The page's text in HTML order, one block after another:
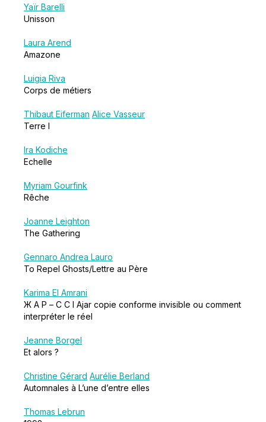
Yaïr Barelli
Unisson
Laura Arend
Amazone
Luigia Riva
Corps de métiers
Thibaut Eiferman Alice Vasseur
Terre I
Ira Kodiche
Echelle
Myriam Gourfink
Rêche
Joanne Leighton
The Gathering
Gennaro Andrea Lauro
To Repel Ghosts/Lettre au Père
Karima El Amrani
Ж А Р – C C I Ajar copie conforme invisible ou comment
interpréter le réel
Jeanne Borgel
Et alors ?
Christine Gérard Aurélie Berland
Automnales à L’une d’entre elles
Thomas Lebrun